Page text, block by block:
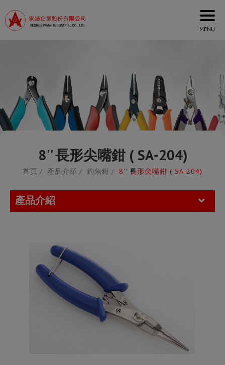
8'' 長形尖嘴鉗 ( SA-204)
首頁 產品介紹 釣魚鉗 8'' 長形尖嘴鉗 ( SA-204)
產品介紹